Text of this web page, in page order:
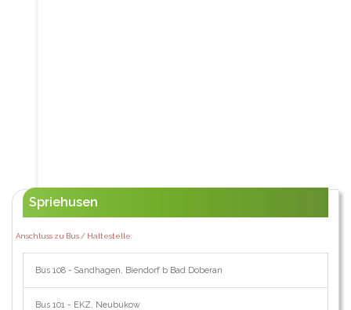
Spriehusen
Anschluss zu Bus / Haltestelle:
Bus 108 - Sandhagen, Biendorf b Bad Doberan
Bus 101 - EKZ, Neubukow